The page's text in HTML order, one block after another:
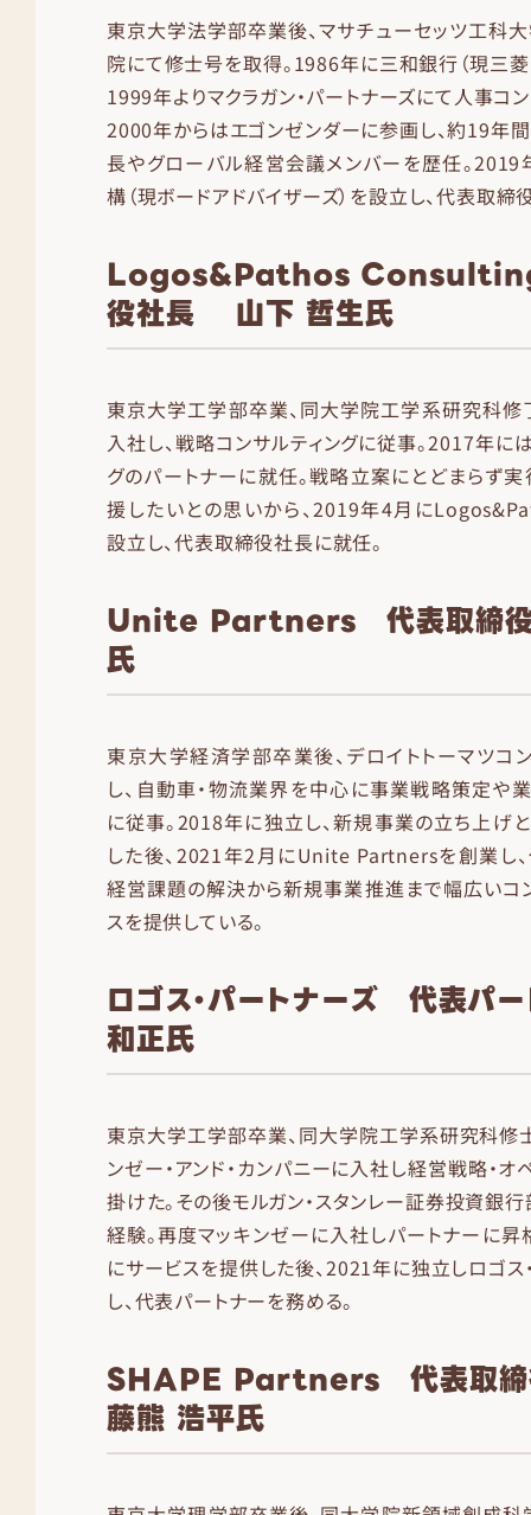
東京大学法学部卒業後、マサチューセッツ工科
院にて修士号を取得。1986年に三和銀行（現三菱
1999年よりマクラガン・パートナーズにて人事コ
2000年からはエゴンゼンダーに参画し、約19年
長やグローバル経営会議メンバーを歴任。
構（現ボードアドバイザーズ）を設立し、代表取締
Logos&Pathos
役社長 山下 哲生氏
東京大学工学部卒業、同大学院工学系研究科修
入社し、戦略コンサルティングに従事。2017年に
グのパートナーに就任。戦略立案にとどまらず
援したいとの思いから、2019年4月に
設立し、代表取締役社長に就任。
Unite Partners 代表取締
氏
東京大学経済学部卒業後、デロイトトーマツコ
し、自動車・物流業界を中心に事業戦略策定や
に従事。2018年に独立し、新規事業の立ち上げ
した後、2021年2月にUnite Partnersを創業し
経営課題の解決から新規事業推進まで幅広いコ
スを提供している。
ロゴス・パートナーズ 代表パ
和正氏
東京大学工学部卒業、同大学院工学系研究科修
ンゼー・アンド・カンパニーに入社し経営戦略・
掛けた。その後モルガン・スタンレー証券投資銀
経験。再度マッキンゼーに入社しパートナーに昇
にサービスを提供した後、2021年に独立しロゴス
し、代表パートナーを務める。
SHAPE Partners 代表取
藤熊 浩平氏